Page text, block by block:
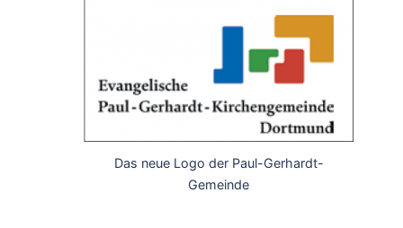
Das neue Logo der Paul-Gerhardt-
Gemeinde